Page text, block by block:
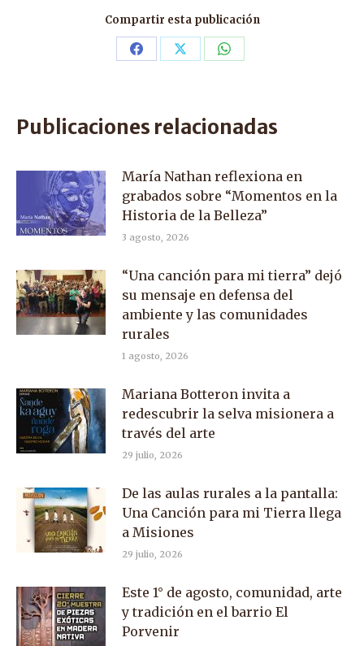
Compartir esta publicación
Share Share Share
Publicaciones relacionadas
María Nathan reflexiona en
grabados sobre “Momentos en la
Historia de la Belleza”
3 agosto, 2026
“Una canción para mi tierra” dejó
su mensaje en defensa del
ambiente y las comunidades
rurales
1 agosto, 2026
Mariana Botteron invita a
redescubrir la selva misionera a
través del arte
29 julio, 2026
De las aulas rurales a la pantalla:
Una Canción para mi Tierra llega
a Misiones
29 julio, 2026
Este 1° de agosto, comunidad, arte
y tradición en el barrio El
Porvenir